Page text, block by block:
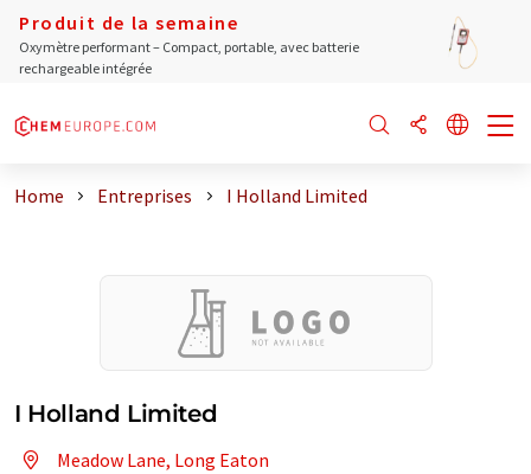
Produit de la semaine
Oxymètre performant – Compact, portable, avec batterie
rechargeable intégrée
Home Entreprises I Holland Limited
I Holland Limited
Meadow Lane, Long Eaton